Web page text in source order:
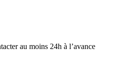
au moins 24h à l’avance